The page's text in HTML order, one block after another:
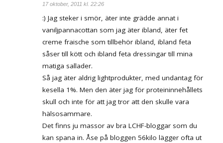
17 oktober, 2011 kl. 22:26
:) Jag steker i smör, äter inte grädde annat i
vaniljpannacottan som jag äter ibland, äter fet
creme fraische som tillbehör ibland, ibland feta
såser till kött och ibland feta dressingar till mina
matiga sallader.
Så jag äter aldrig lightprodukter, med undantag för
kesella 1%. Men den äter jag för proteininnehållets
skull och inte för att jag tror att den skulle vara
hälsosammare.
Det finns ju massor av bra LCHF-bloggar som du
kan spana in. Åse på bloggen 56kilo lägger ofta ut